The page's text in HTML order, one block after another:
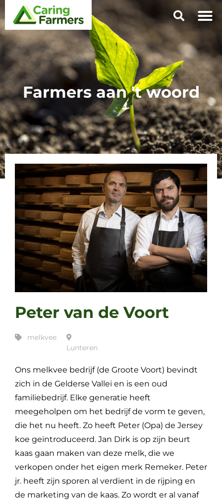
Farmers aan 't woord
Peter van de Voort
melkvee
Lunteren
Ons melkvee bedrijf (de Groote Voort) bevindt
zich in de Gelderse Vallei en is een oud
familiebedrijf. Elke generatie heeft
meegeholpen om het bedrijf de vorm te geven,
die het nu heeft. Zo heeft Peter (Opa) de Jersey
koe geïntroduceerd. Jan Dirk is op zijn beurt
kaas gaan maken van deze melk, die we
verkopen onder het eigen merk Remeker. Peter
jr. heeft zijn sporen al verdient in de rijping en
de marketing van de kaas. Zo wordt er al vanaf